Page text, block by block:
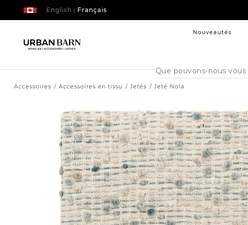
| Français
English
Nouveautés
Cataloque
de
Accessoires Accessoires en tissu Jetés Jeté Nola